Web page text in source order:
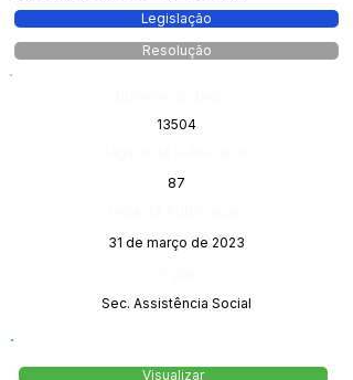
Legislação
Resolução
13504
87
31 de março de 2023
Sec. Assistência Social
Visualizar